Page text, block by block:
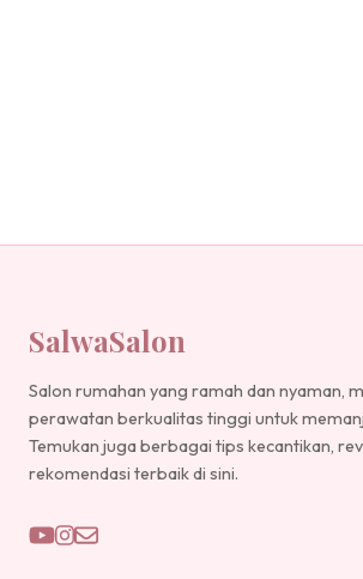
SalwaSalon
Salon rumahan yang ramah dan nyaman,
perawatan berkualitas tinggi untuk
Temukan juga berbagai tips kecantikan,
rekomendasi terbaik di sini.